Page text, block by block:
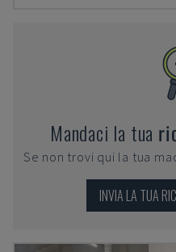
Mandaci la tua
Se non trovi qui la tua
INVIA LA TUA